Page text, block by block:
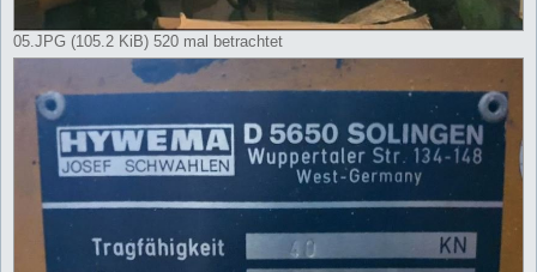
05.JPG (105.2 KiB) 520 mal betrachtet